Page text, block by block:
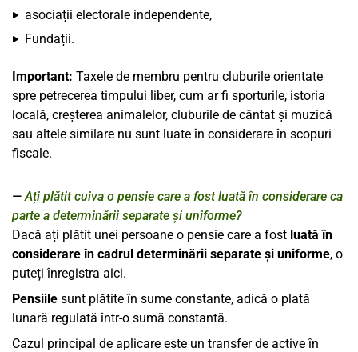
asociații electorale independente,
Fundații.
Important: Taxele de membru pentru cluburile orientate
spre petrecerea timpului liber, cum ar fi sporturile, istoria
locală, creșterea animalelor, cluburile de cântat și muzică
sau altele similare nu sunt luate în considerare în scopuri
fiscale.
Ați plătit cuiva o pensie care a fost luată în considerare ca
parte a determinării separate și uniforme?
Dacă ați plătit unei persoane o pensie care a fost luată în
considerare în cadrul determinării separate și uniforme, o
puteți înregistra aici.
Pensiile sunt plătite în sume constante, adică o plată
lunară regulată într-o sumă constantă.
Cazul principal de aplicare este un transfer de active în